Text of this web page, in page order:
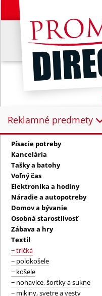
Reklamné predmety
Reklamné predmety:
Písacie potreby
Kancelária
Tašky a batohy
Voľný čas
Elektronika a hodiny
Náradie a autopotreby
Domov a bývanie
Osobná starostlivosť
Zábava a hry
Textil
− tričká
− polokošele
− košele
− nohavice, šortky a sukne
− mikiny, svetre a vesty